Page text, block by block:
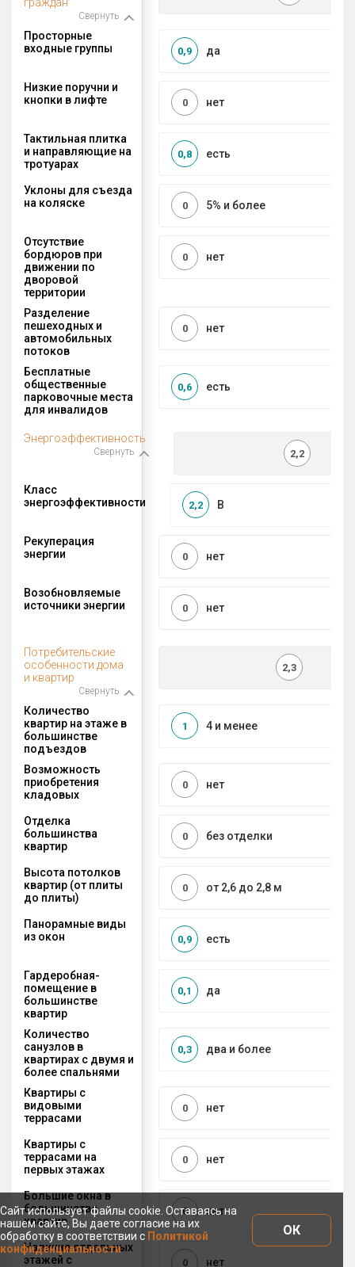
Свернуть
Просторные
входные группы
да
0,9
Низкие поручни и
кнопки в лифте
нет
0
Тактильная плитка
и направляющие на
тротуарах
есть
0,8
Уклоны для съезда
на коляске
5% и более
0
Отсутствие
бордюров при
движении по
дворовой
территории
нет
0
Разделение
пешеходных и
автомобильных
потоков
нет
0
Бесплатные
общественные
парковочные места
для инвалидов
есть
0,6
Энергоэффективность
Свернуть 2,2
Класс
энергоэффективности
B
2,2
Рекуперация
энергии
нет
0
Возобновляемые
источники энергии
нет
0
Потребительские
особенности дома
и квартир
Свернуть
2,3
Количество
квартир на этаже в
большинстве
подъездов
4 и менее
1
Возможность
приобретения
кладовых
нет
0
Отделка
большинства
квартир
без отделки
0
Высота потолков
квартир (от плиты
до плиты)
от 2,6 до 2,8 м
0
Панорамные виды
из окон
есть
0,9
Гардеробная-
помещение в
большинстве
квартир
да
0,1
Количество
санузлов в
квартирах с двумя и
более спальнями
два и более
0,3
Квартиры с
видовыми
террасами
нет
0
Квартиры с
террасами на
первых этажах
нет
0
Большие окна в
большинстве
квартир
нет
0
Наличие отдельных
этажей с
нет
0
Сайт использует файлы cookie. Оставаясь на
нашем сайте, Вы даете согласие на их
обработку в соответствии с Политикой
конфиденциальности
ОК